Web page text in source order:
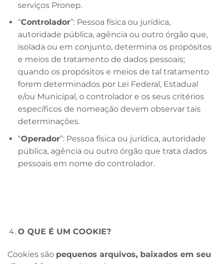
serviços Pronep.
“Controlador”: Pessoa física ou jurídica,
autoridade pública, agência ou outro órgão que,
isolada ou em conjunto, determina os propósitos
e meios de tratamento de dados pessoais;
quando os propósitos e meios de tal tratamento
forem determinados por Lei Federal, Estadual
e/ou Municipal, o controlador e os seus critérios
específicos de nomeação devem observar tais
determinações.
“Operador”: Pessoa física ou jurídica, autoridade
pública, agência ou outro órgão que trata dados
pessoais em nome do controlador.
O QUE É UM COOKIE?
Cookies são pequenos arquivos, baixados em seu